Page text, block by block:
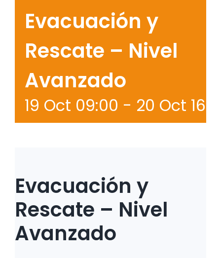
Evacuación y
Rescate – Nivel
Avanzado
19 Oct 09:00 - 20 Oct
Evacuación y
Rescate – Nivel
Avanzado